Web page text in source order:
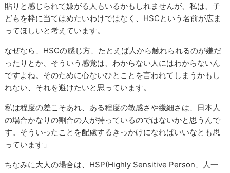
貼りと感じられて嫌がる人もいるかもしれませんが、私は、子
どもを枠に当てはめたいわけではなく、HSCという名前が広ま
ってほしいと考えています。
なぜなら、HSCの感じ方、たとえば人から触れられるのが嫌だ
ったりとか、そういう感覚は、わからない人にはわからないん
ですよね。そのために心ないひとことを言われてしまうかもし
れない、それを避けたいと思っています。
私は程度の差こそあれ、ある程度の敏感さや繊細さは、日本人
の場合かなりの割合の人が持っているのではないかと思うんで
す。そういったことを配慮するきっかけになればいいなとも思
っています」
ちなみに大人の場合は、HSP(Highly Sensitive Person、人一